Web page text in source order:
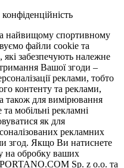
найвищому спортивному
файли cookie та
які забезпечують належне
Вашої згоди –
реклами, тобто
контенту та реклами,
також для вимірювання
мобільні рекламні
як для
рекламних
згод. Якщо Ви натиснете
на обробку ваших
Sp. z o.o. та